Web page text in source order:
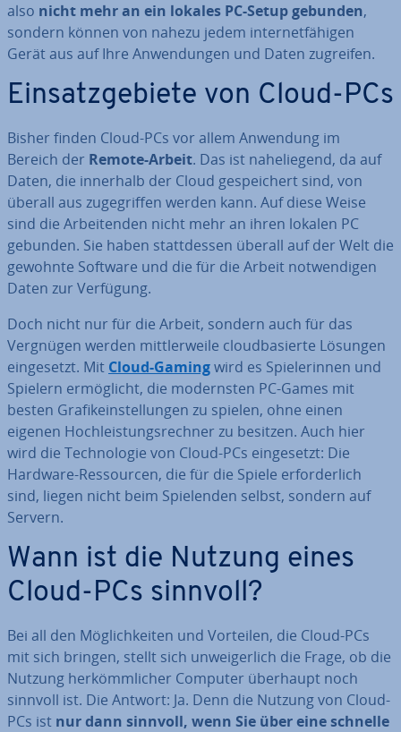
also nicht mehr an ein lokales PC-Setup gebunden,
sondern können von nahezu jedem in­ter­net­fä­hi­gen
Gerät aus auf Ihre An­wen­dun­gen und Daten zugreifen.
Ein­satz­ge­bie­te von Cloud-PCs
Bisher finden Cloud-PCs vor allem Anwendung im
Bereich der Remote-Arbeit. Das ist na­he­lie­gend, da auf
Daten, die innerhalb der Cloud ge­spei­chert sind, von
überall aus zu­ge­grif­fen werden kann. Auf diese Weise
sind die Ar­bei­ten­den nicht mehr an ihren lokalen PC
gebunden. Sie haben statt­des­sen überall auf der Welt die
gewohnte Software und die für die Arbeit not­wen­di­gen
Daten zur Verfügung.
Doch nicht nur für die Arbeit, sondern auch für das
Vergnügen werden mitt­ler­wei­le cloud­ba­sier­te Lösungen
ein­ge­setzt. Mit Cloud-Gamingwird es Spie­le­rin­nen und
Spielern er­mög­licht, die mo­derns­ten PC-Games mit
besten Gra­fik­ein­stel­lun­gen zu spielen, ohne einen
eigenen Hoch­leis­tungs­rech­ner zu besitzen. Auch hier
wird die Tech­no­lo­gie von Cloud-PCs ein­ge­setzt: Die
Hardware-Res­sour­cen, die für die Spiele er­for­der­lich
sind, liegen nicht beim Spie­len­den selbst, sondern auf
Servern.
Wann ist die Nutzung eines
Cloud-PCs sinnvoll?
Bei all den Mög­lich­kei­ten und Vorteilen, die Cloud-PCs
mit sich bringen, stellt sich un­wei­ger­lich die Frage, ob die
Nutzung her­kömm­li­cher Computer überhaupt noch
sinnvoll ist. Die Antwort: Ja. Denn die Nutzung von Cloud-
PCs ist nur dann sinnvoll, wenn Sie über eine schnelle